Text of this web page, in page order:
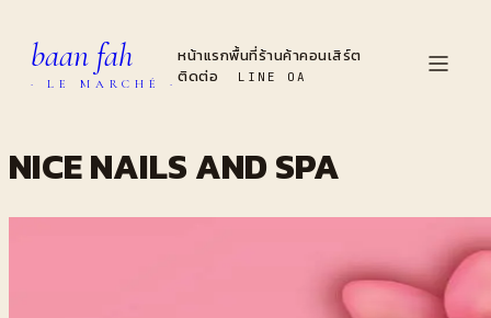
baan fah
· LE MARCHÉ ·
หน้าแรกพื้นที่ร้านค้าคอนเสิร์ต
ติดต่อ
LINE OA
NICE NAILS AND SPA